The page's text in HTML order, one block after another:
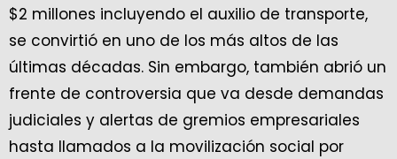
$2 millones incluyendo el auxilio de transporte,
se convirtió en uno de los más altos de las
últimas décadas. Sin embargo, también abrió un
frente de controversia que va desde demandas
judiciales y alertas de gremios empresariales
hasta llamados a la movilización social por